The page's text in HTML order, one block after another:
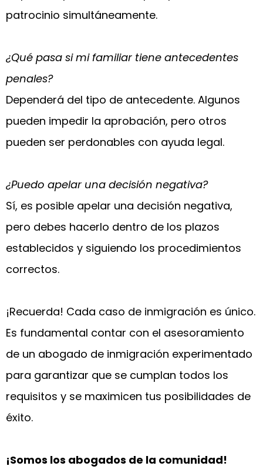
patrocinio simultáneamente.
¿Qué pasa si mi familiar tiene antecedentes
penales?
Dependerá del tipo de antecedente. Algunos
pueden impedir la aprobación, pero otros
pueden ser perdonables con ayuda legal.
¿Puedo apelar una decisión negativa?
Sí, es posible apelar una decisión negativa,
pero debes hacerlo dentro de los plazos
establecidos y siguiendo los procedimientos
correctos.
¡Recuerda! Cada caso de inmigración es único.
Es fundamental contar con el asesoramiento
de un abogado de inmigración experimentado
para garantizar que se cumplan todos los
requisitos y se maximicen tus posibilidades de
éxito.
¡Somos los abogados de la comunidad!